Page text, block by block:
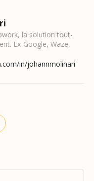
la solution tout-
Ex-Google, Waze,
in/johannmolinari